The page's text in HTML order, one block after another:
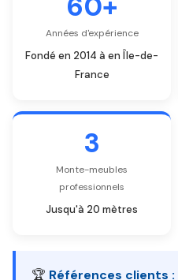
Années d'expérience
Fondé en 2014 à en Île-de-
France
3
Monte-meubles
professionnels
Jusqu'à 20 mètres
🏆 Références clients :